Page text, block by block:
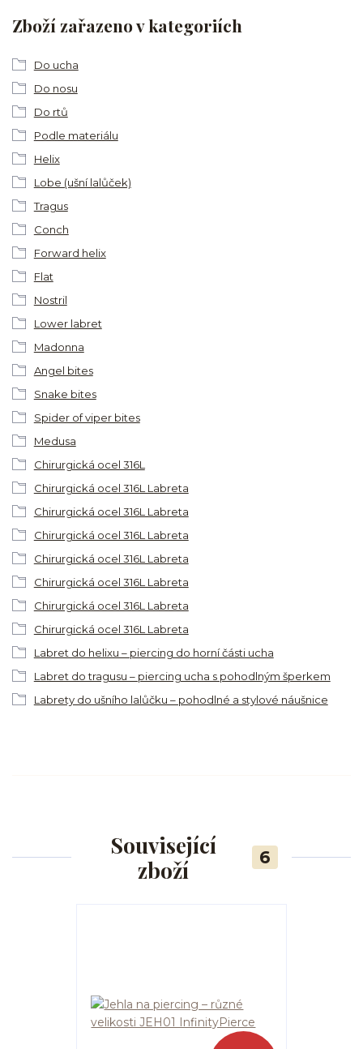
Zboží zařazeno v kategoriích
Do ucha
Do nosu
Do rtů
Podle materiálu
Helix
Lobe (ušní lalůček)
Tragus
Conch
Forward helix
Flat
Nostril
Lower labret
Madonna
Angel bites
Snake bites
Spider of viper bites
Medusa
Chirurgická ocel 316L
Chirurgická ocel 316L Labreta
Chirurgická ocel 316L Labreta
Chirurgická ocel 316L Labreta
Chirurgická ocel 316L Labreta
Chirurgická ocel 316L Labreta
Chirurgická ocel 316L Labreta
Chirurgická ocel 316L Labreta
Labret do helixu – piercing do horní části ucha
Labret do tragusu – piercing ucha s pohodlným šperkem
Labrety do ušního lalůčku – pohodlné a stylové náušnice
Související
zboží
6